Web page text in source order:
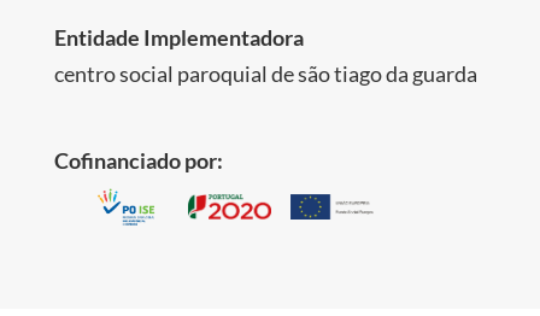
Entidade Implementadora
centro social paroquial de são tiago da guarda
Cofinanciado por: